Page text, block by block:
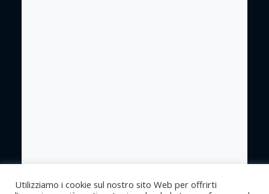
Utilizziamo i cookie sul nostro sito Web per offrirti